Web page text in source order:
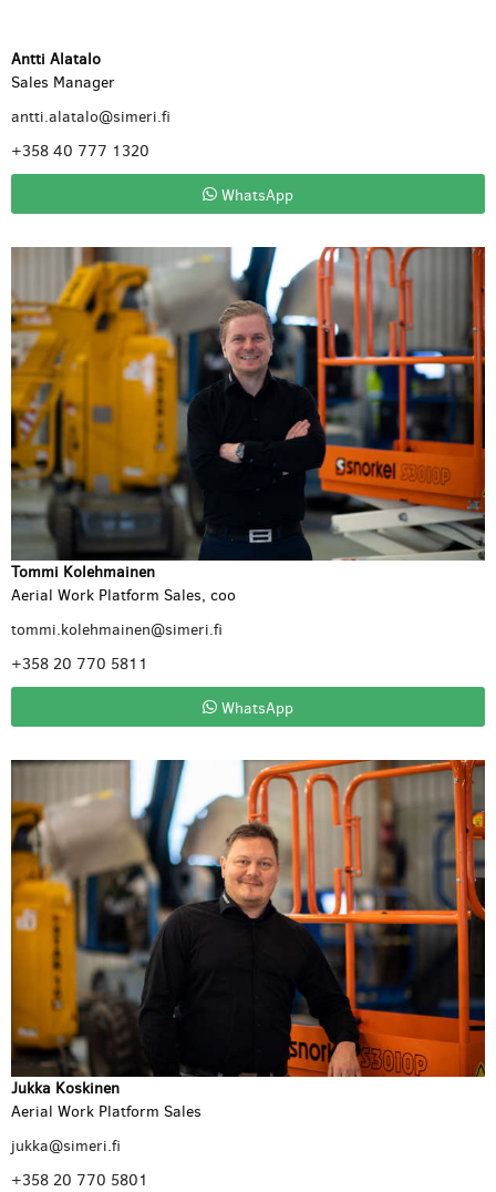
Antti Alatalo
Sales Manager
antti.alatalo@simeri.fi
+358 40 777 1320
WhatsApp
Tommi Kolehmainen
Aerial Work Platform Sales, coo
tommi.kolehmainen@simeri.fi
+358 20 770 5811
WhatsApp
Jukka Koskinen
Aerial Work Platform Sales
jukka@simeri.fi
+358 20 770 5801